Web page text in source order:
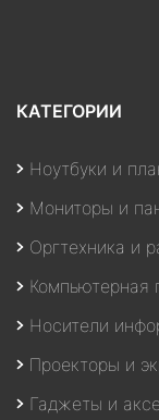
КАТЕГОРИИ
Ноутбуки и
Мониторы и
Оргтехника и
Компьютерная
Носители
Проекторы и
Гаджеты и